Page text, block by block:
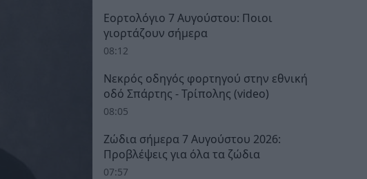
Εορτολόγιο 7 Αυγούστου: Ποιοι
γιορτάζουν σήμερα
08:12
Νεκρός οδηγός φορτηγού στην εθνική
οδό Σπάρτης - Τρίπολης (video)
08:05
Ζώδια σήμερα 7 Αυγούστου 2026:
Προβλέψεις για όλα τα ζώδια
07:57